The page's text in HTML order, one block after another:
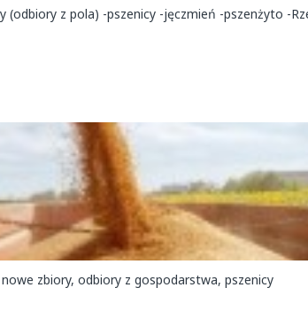
(odbiory z pola) -pszenicy -jęczmień -pszenżyto -